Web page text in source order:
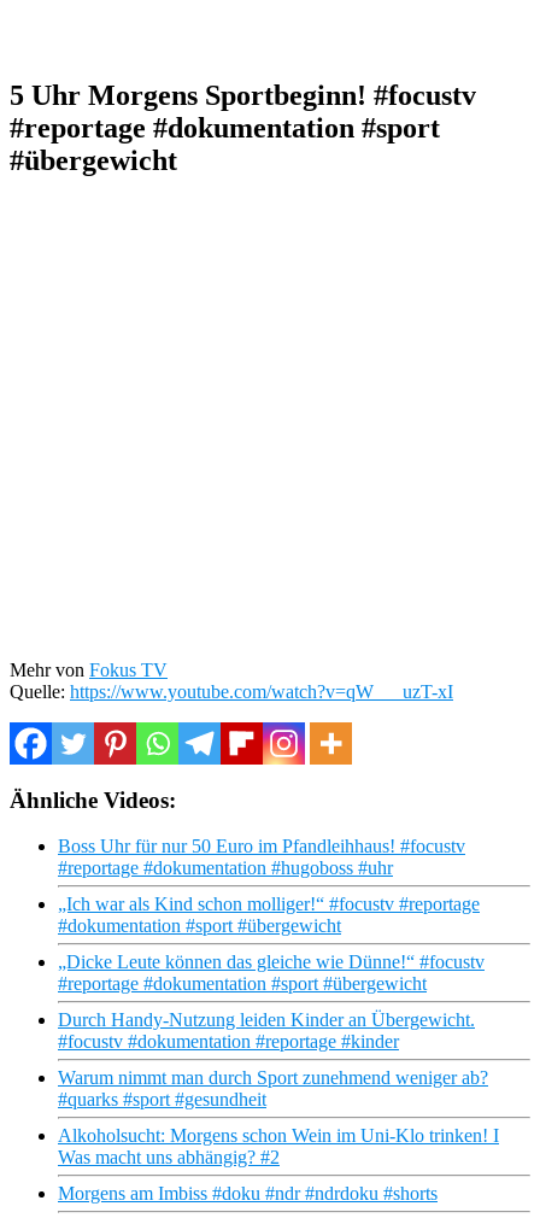
5 Uhr Morgens Sportbeginn! #focustv
#reportage #dokumentation #sport
#übergewicht
Mehr von Fokus TV
Quelle: https://www.youtube.com/watch?v=qW___uzT-xI
Ähnliche Videos:
Boss Uhr für nur 50 Euro im Pfandleihhaus! #focustv
#reportage #dokumentation #hugoboss #uhr
„Ich war als Kind schon molliger!“ #focustv #reportage
#dokumentation #sport #übergewicht
„Dicke Leute können das gleiche wie Dünne!“ #focustv
#reportage #dokumentation #sport #übergewicht
Durch Handy-Nutzung leiden Kinder an Übergewicht.
#focustv #dokumentation #reportage #kinder
Warum nimmt man durch Sport zunehmend weniger ab?
#quarks #sport #gesundheit
Alkoholsucht: Morgens schon Wein im Uni-Klo trinken! I
Was macht uns abhängig? #2
Morgens am Imbiss #doku #ndr #ndrdoku #shorts